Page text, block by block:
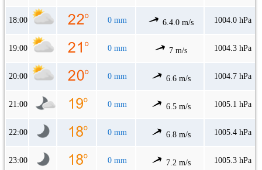
18:00 0 mm 6.4.0 m/s 1004.0 hPa
19:00 0 mm 7 m/s 1004.3 hPa
20:00 0 mm 6.6 m/s 1004.7 hPa
21:00 0 mm 6.5 m/s 1005.1 hPa
22:00 0 mm 6.8 m/s 1005.4 hPa
23:00 0 mm 7.2 m/s 1005.3 hPa